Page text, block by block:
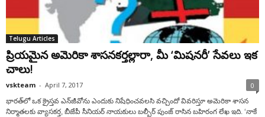
Telugu Articles
ప్రియమైన అమెరికా శాసనకర్తల్లారా, మీ ‘మిషనరీ’ సేవలు ఇక
చాలు!
vskteam - April 7, 2017 0
భారత్‌లో ఒక క్రైస్తవ ఎన్‌జీవోను ఎందుకు నిషేధించవలసి వచ్చిందో వివరిస్తూ అమెరికా శాసన
నిర్మాతలకు వ్యాసకర్త, బీజేపీ సీనియర్ నాయకులు బల్బీర్ పుంజ్ రాసిన బహిరంగ లేఖ ఇది. ‘నాకే